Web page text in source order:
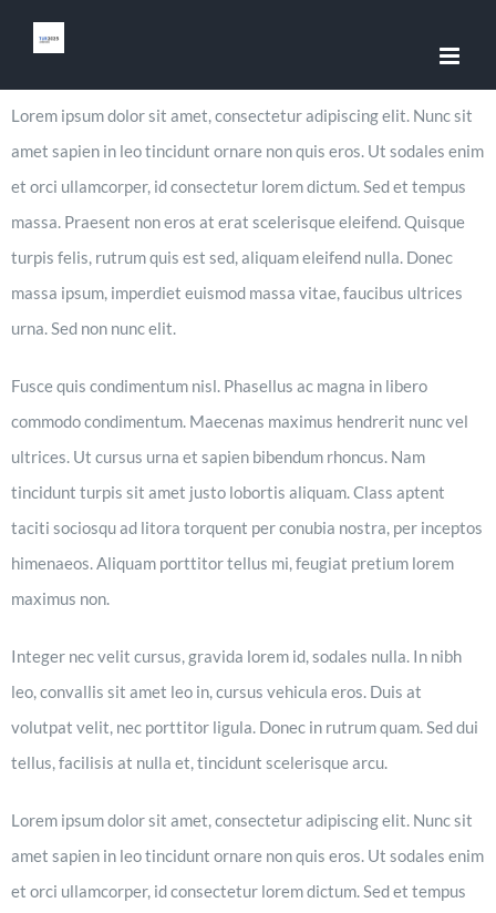
content
Lorem ipsum dolor sit amet, consectetur adipiscing elit. Nunc sit
amet sapien in leo tincidunt ornare non quis eros. Ut sodales enim
et orci ullamcorper, id consectetur lorem dictum. Sed et tempus
massa. Praesent non eros at erat scelerisque eleifend. Quisque
turpis felis, rutrum quis est sed, aliquam eleifend nulla. Donec
massa ipsum, imperdiet euismod massa vitae, faucibus ultrices
urna. Sed non nunc elit.
Fusce quis condimentum nisl. Phasellus ac magna in libero
commodo condimentum. Maecenas maximus hendrerit nunc vel
ultrices. Ut cursus urna et sapien bibendum rhoncus. Nam
tincidunt turpis sit amet justo lobortis aliquam. Class aptent
taciti sociosqu ad litora torquent per conubia nostra, per inceptos
himenaeos. Aliquam porttitor tellus mi, feugiat pretium lorem
maximus non.
Integer nec velit cursus, gravida lorem id, sodales nulla. In nibh
leo, convallis sit amet leo in, cursus vehicula eros. Duis at
volutpat velit, nec porttitor ligula. Donec in rutrum quam. Sed dui
tellus, facilisis at nulla et, tincidunt scelerisque arcu.
Lorem ipsum dolor sit amet, consectetur adipiscing elit. Nunc sit
amet sapien in leo tincidunt ornare non quis eros. Ut sodales enim
et orci ullamcorper, id consectetur lorem dictum. Sed et tempus